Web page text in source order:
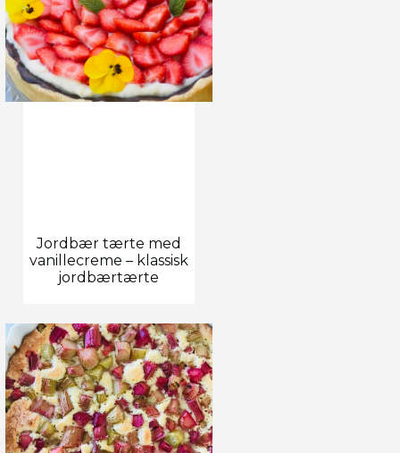
Jordbær tærte med
vanillecreme – klassisk
jordbærtærte